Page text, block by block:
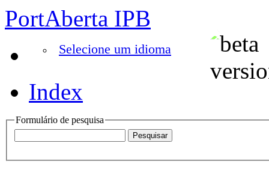
PortAberta IPB
Selecione um idioma
Index
Formulário de pesquisa